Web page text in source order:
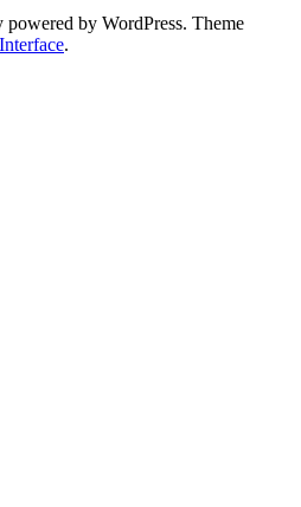
by WordPress. Theme
.